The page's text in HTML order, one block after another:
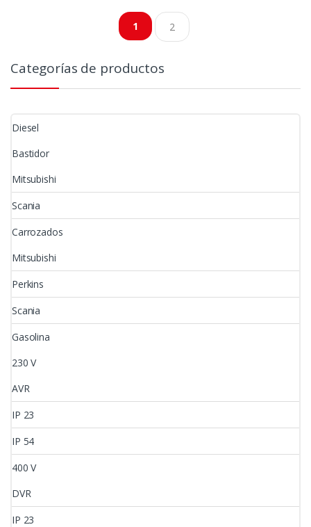
1 2
Categorías de productos
Diesel
Bastidor
Mitsubishi
Scania
Carrozados
Mitsubishi
Perkins
Scania
Gasolina
230 V
AVR
IP 23
IP 54
400 V
DVR
IP 23